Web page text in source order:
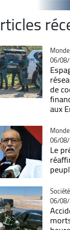
Catégorie
Monde
06/
de
aux
Catégorie
Monde
06/
Le
Catégorie
Société
06/